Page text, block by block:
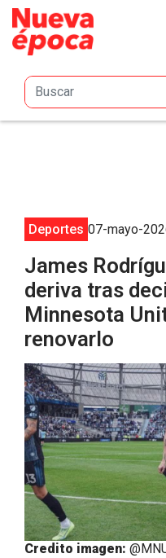
Saltar al contenido principal
Deportes 07-mayo-
James
deriva tras
Minnesota
renovarlo
Credito imagen: